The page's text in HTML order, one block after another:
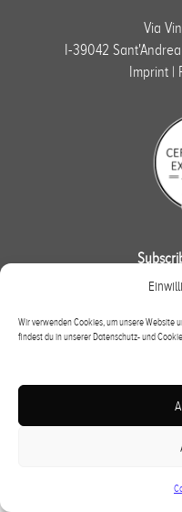
Wir verwenden Cookies, um unsere Website
findest du in unserer Datenschutz- und
Via
I-39042
Imprint|